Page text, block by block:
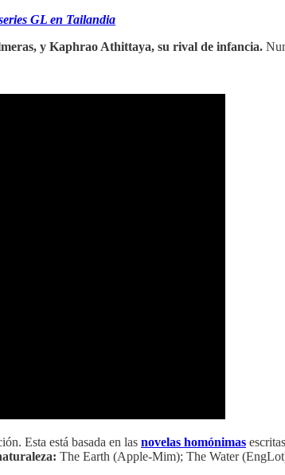
GL en Tailandia
y Kaphrao Athittaya, su rival de infancia.
Esta está basada en las novelas homónimas
The Earth (Apple-Mim); The Water